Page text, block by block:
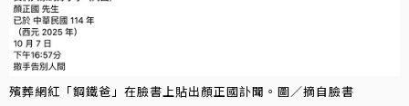
殯葬網紅「鋼鐵爸」在臉書上貼出顏正國訃聞。圖／摘自臉書